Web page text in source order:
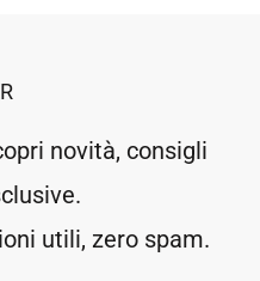
novità, consigli
utili, zero spam.